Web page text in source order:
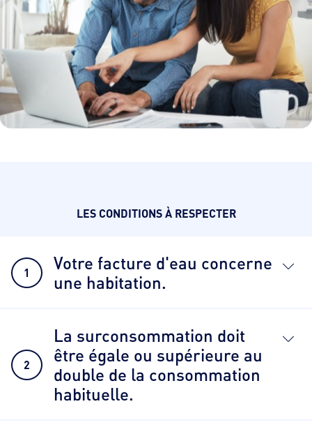
LES CONDITIONS À RESPECTER
1
Votre facture d'eau concerne
une habitation.
2
La surconsommation doit
être égale ou supérieure au
double de la consommation
habituelle.